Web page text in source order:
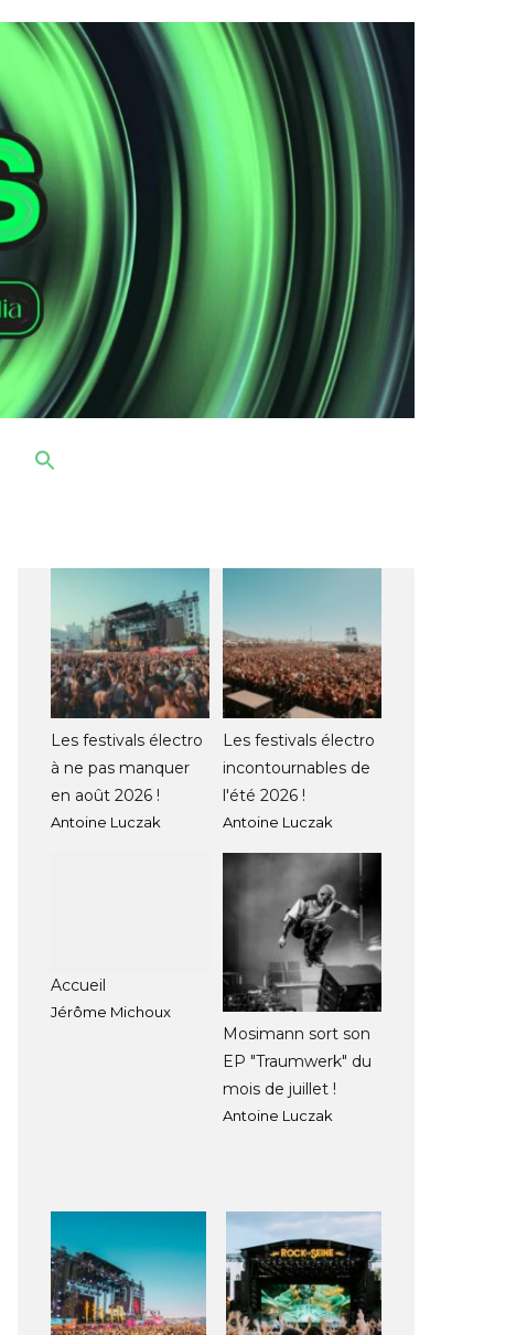
Les festivals électro
à ne pas manquer
en août 2026 !
Antoine Luczak
Les festivals électro
incontournables de
l'été 2026 !
Antoine Luczak
Accueil
Jérôme Michoux
Mosimann sort son
EP "Traumwerk" du
mois de juillet !
Antoine Luczak